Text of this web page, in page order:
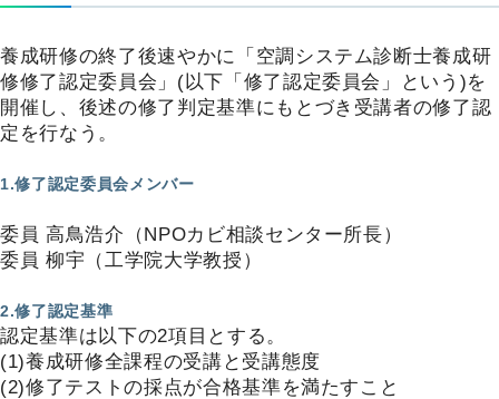
養成研修の終了後速やかに「空調システム診断士養成研
修修了認定委員会」(以下「修了認定委員会」という)を
開催し、後述の修了判定基準にもとづき受講者の修了認
定を行なう。
1.修了認定委員会メンバー
委員 高鳥浩介（NPOカビ相談センター所長）
委員 柳宇（工学院大学教授）
2.修了認定基準
認定基準は以下の2項目とする。
(1)養成研修全課程の受講と受講態度
(2)修了テストの採点が合格基準を満たすこと